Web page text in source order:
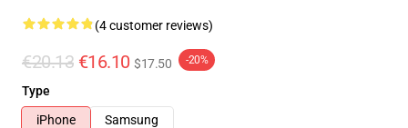
(4 customer reviews)
€20.13 €16.10 $17.50 -20%
Type
iPhone
Samsung